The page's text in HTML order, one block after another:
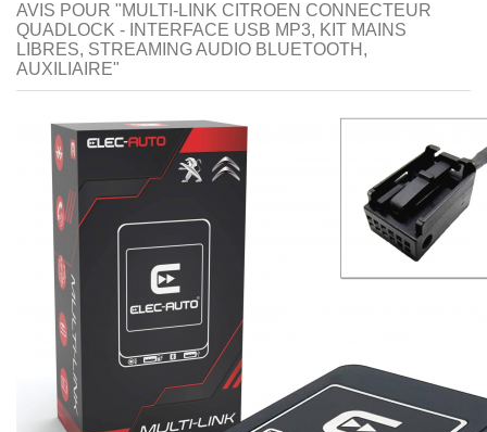
AVIS POUR "MULTI-LINK CITROEN CONNECTEUR
QUADLOCK - INTERFACE USB MP3, KIT MAINS
LIBRES, STREAMING AUDIO BLUETOOTH,
AUXILIAIRE"